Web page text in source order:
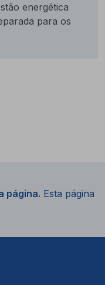
energética
para os
página. Esta página